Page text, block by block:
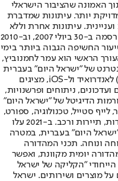
האמונה שהציבור הישראלי
יותר. עיתונות שמדברת
עיתונות אחרת וללא
תשלום. המהדורה המודפסת הראשונה פורסמה ב-30 ביולי 2007, וב-2010
החשיפה הגבוה ביותר בימי
הראשי הוא עמר לחמנוביץ,
של "ישראל היום" בעברית
ובאנגלית, כמו כן היישומונים (אפליקציות) לאנדרואיד ול-iOS, מציגים
ניתוחים ופרשנויות,
הדיגיטל של "ישראל היום"
לייף סטייל, טכנולוגיה, ספורט,
כלכלה וצרכנות, בריאות, חיילים, אוכל, יהדות, תיירות ורכב. ב-2021 עלו
היום" בעברית, במטרה
ונוחה. תכני המהדורה
יומית מקוונת, ואפשר
"הקליקה של ישראל
מוצרים ושירותים. ישראל